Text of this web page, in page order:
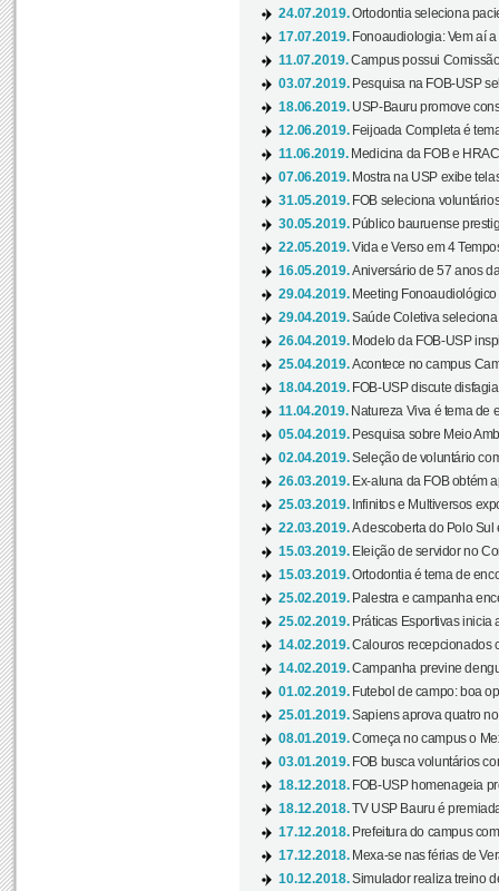
24.07.2019.Ortodontia seleciona
17.07.2019. Fonoaudiologia: Vem aí
11.07.2019.Campus possui
03.07.2019. Pesquisa na FOB-USP
18.06.2019. USP-Bauru promove
12.06.2019. Feijoada Completa é
11.06.2019. Medicina da FOB e
07.06.2019. Mostra na USP exibe
31.05.2019. FOB seleciona
30.05.2019. Público bauruense
22.05.2019.Vida e Verso em 4
16.05.2019.Aniversário de 57 anos
29.04.2019. Meeting
29.04.2019.Saúde Coletiva
26.04.2019. Modelo da FOB-USP
25.04.2019.Acontece no campus
18.04.2019. FOB-USP discute
11.04.2019. Natureza Viva é tema de
05.04.2019. Pesquisa sobre Meio
02.04.2019.Seleção de voluntário
26.03.2019. Ex-aluna da FOB obtém
25.03.2019. Infinitos e Multiversos
22.03.2019.A descoberta do Polo Sul
15.03.2019. Eleição de servidor no
15.03.2019.Ortodontia é tema de
25.02.2019. Palestra e campanha
25.02.2019. Práticas Esportivas inicia
14.02.2019.Calouros recepcionados
14.02.2019.Campanha previne
01.02.2019. Futebol de campo: boa
25.01.2019.Sapiens aprova quatro
08.01.2019.Começa no campus o
03.01.2019. FOB busca voluntários
18.12.2018. FOB-USP homenageia
18.12.2018.TV USP Bauru é
17.12.2018. Prefeitura do campus
17.12.2018. Mexa-se nas férias de
10.12.2018.Simulador realiza treino